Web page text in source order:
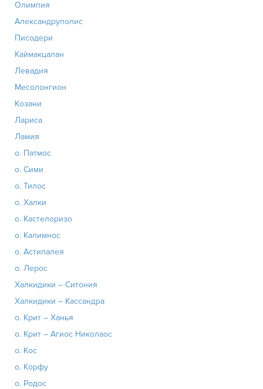
Олимпия
Александруполис
Писодери
Каймакцалан
Левадия
Месолонгион
Козани
Лариса
Ламия
о. Патмос
о. Сими
о. Тилос
о. Халки
о. Кастелоризо
о. Калимнос
о. Астипалея
о. Лерос
Халкидики – Ситония
Халкидики – Кассандра
о. Крит – Ханья
о. Крит – Агиос Николаос
о. Кос
о. Корфу
о. Родос